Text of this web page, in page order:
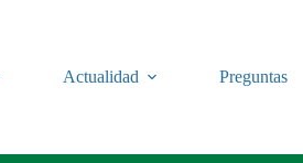
Actualidad Preguntas